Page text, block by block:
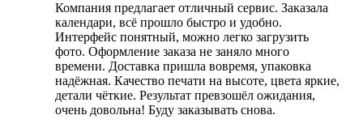
Компания предлагает отличный сервис. Заказала
календари, всё прошло быстро и удобно.
Интерфейс понятный, можно легко загрузить
фото. Оформление заказа не заняло много
времени. Доставка пришла вовремя, упаковка
надёжная. Качество печати на высоте, цвета яркие,
детали чёткие. Результат превзошёл ожидания,
очень довольна! Буду заказывать снова.